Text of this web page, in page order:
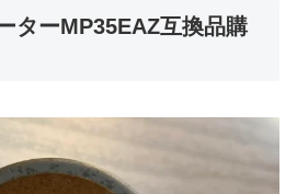
ターMP35EAZ互換品購